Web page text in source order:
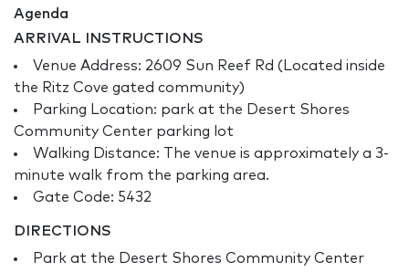
Agenda
ARRIVAL INSTRUCTIONS
Venue Address: 2609 Sun Reef Rd (Located inside
the Ritz Cove gated community)
Parking Location: park at the Desert Shores
Community Center parking lot
Walking Distance: The venue is approximately a 3-
minute walk from the parking area.
Gate Code: 5432
DIRECTIONS
Park at the Desert Shores Community Center